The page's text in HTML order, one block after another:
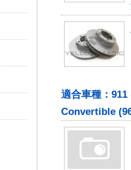
適合車種：
Convertible